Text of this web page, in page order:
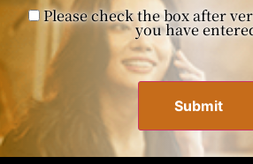
Please check the box after
you have